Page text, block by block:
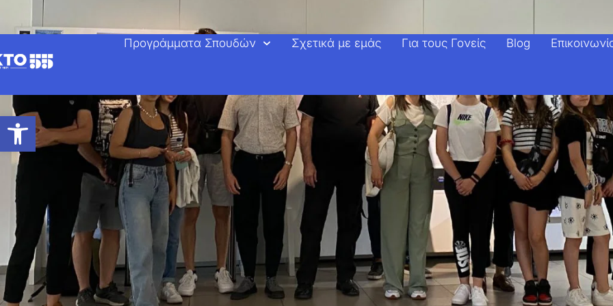
Ανοίξτε τη γραμμή εργαλείων
περιεχόμενο
Προγράμματα Σπουδών
Σχετικά με εμάς Για τους Γονείς Blog